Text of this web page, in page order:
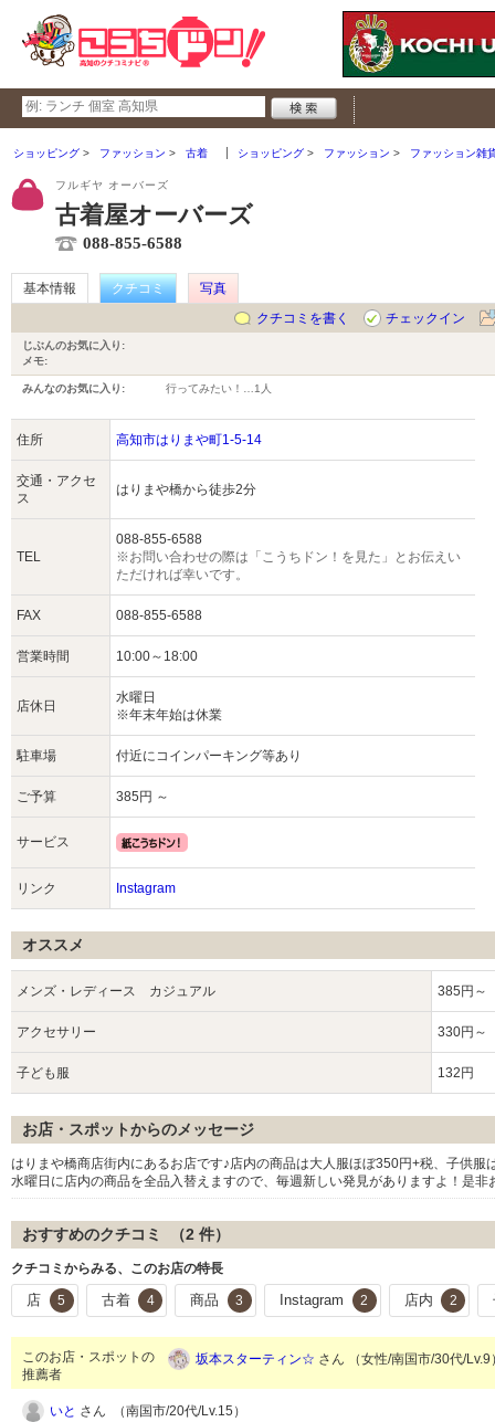
ショッピング ファッション 古着 ショッピング ファッション ファッション雑
フルギヤ オーバーズ
古着屋オーバーズ
088-855-6588
基本情報 クチコミ
写真
クチコミを書く
チェックイン
じぶんのお気に入り:
メモ:
みんなのお気に入り: 行ってみたい！… 1人
住所 高知市はりまや町1-5-14
交通・アクセ
ス
はりまや橋から徒歩2分
TEL
088-855-6588
※お問い合わせの際は「こうちドン！を見た」とお伝えい
ただければ幸いです。
FAX 088-855-6588
営業時間 10:00～18:00
店休日
水曜日
※年末年始は休業
駐車場 付近にコインパーキング等あり
ご予算 385円 ～
サービス
リンク Instagram
オススメ
メンズ・レディース カジュアル 385円～
アクセサリー 330円～
子ども服 132円
お店・スポットからのメッセージ
はりまや橋商店街内にあるお店です♪店内の商品は大人服ほぼ350円+税、子供
水曜日に店内の商品を全品入替えますので、毎週新しい発見がありますよ！是非
おすすめのクチコミ （2 件）
クチコミからみる、このお店の特長
店 5 古着 4 商品 3 Instagram 2 店内 2
このお店・スポットの
推薦者
坂本スターティン☆ さん （女性/南国市/30代/
いと さん （南国市/20代/Lv.15）